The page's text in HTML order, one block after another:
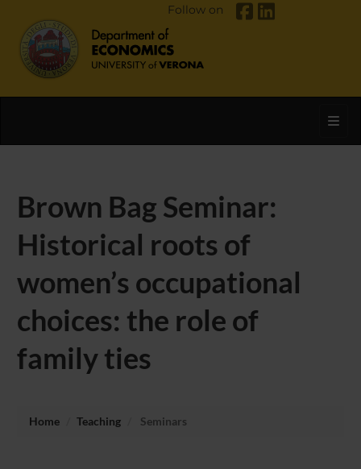
Follow on
Brown Bag Seminar:
Historical roots of
women’s occupational
choices: the role of
family ties
Home Teaching Seminars